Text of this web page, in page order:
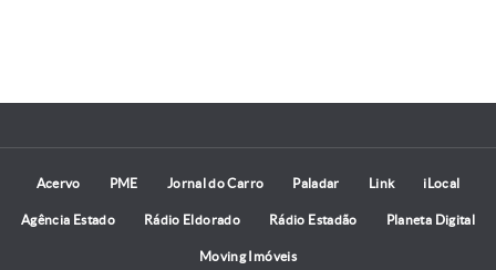
Acervo PME Jornal do Carro Paladar Link iLocal
Agência Estado Rádio Eldorado Rádio Estadão Planeta Digital
Moving Imóveis